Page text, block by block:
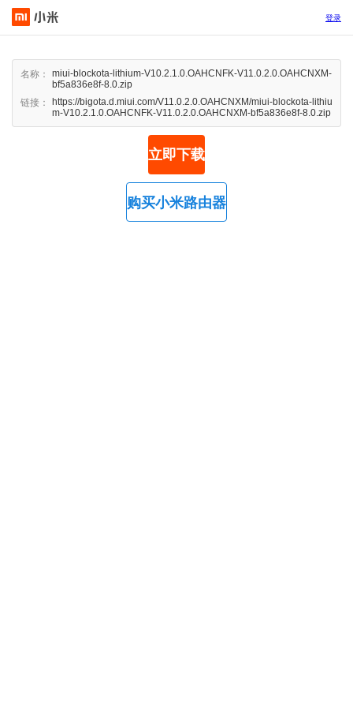
登录
名称：
miui-blockota-lithium-V10.2.1.0.OAHCNFK-V11.0.2.0.OAHCNXM-
bf5a836e8f-8.0.zip
链接：
https://bigota.d.miui.com/V11.0.2.0.OAHCNXM/miui-blockota-lithiu
m-V10.2.1.0.OAHCNFK-V11.0.2.0.OAHCNXM-bf5a836e8f-8.0.zip
立即下载
购买小米路由器